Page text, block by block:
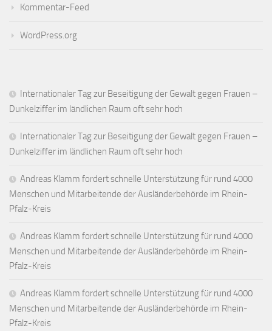
Kommentar-Feed
WordPress.org
Internationaler Tag zur Beseitigung der Gewalt gegen Frauen –
Dunkelziffer im ländlichen Raum oft sehr hoch
Internationaler Tag zur Beseitigung der Gewalt gegen Frauen –
Dunkelziffer im ländlichen Raum oft sehr hoch
Andreas Klamm fordert schnelle Unterstützung für rund 4000
Menschen und Mitarbeitende der Ausländerbehörde im Rhein-
Pfalz-Kreis
Andreas Klamm fordert schnelle Unterstützung für rund 4000
Menschen und Mitarbeitende der Ausländerbehörde im Rhein-
Pfalz-Kreis
Andreas Klamm fordert schnelle Unterstützung für rund 4000
Menschen und Mitarbeitende der Ausländerbehörde im Rhein-
Pfalz-Kreis